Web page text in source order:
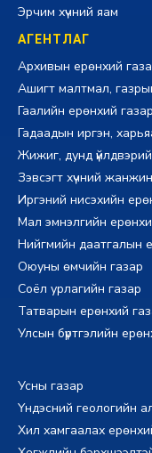
Эрчим хүчний яам
АГЕНТЛАГ
Архивын ерөнхий
Ашигт малтмал,
Гаалийн ерөнхий газар
Гадаадын иргэн,
Жижиг, дунд
Зэвсэгт хүчний
Иргэний нисэхийн
Мал эмнэлгийн
Нийгмийн даатгалын
Оюуны өмчийн газар
Соёл урлагийн газар
Татварын ерөнхий
Улсын бүртгэлийн
Усны газар
Үндэсний геологийн
Хил хамгаалах